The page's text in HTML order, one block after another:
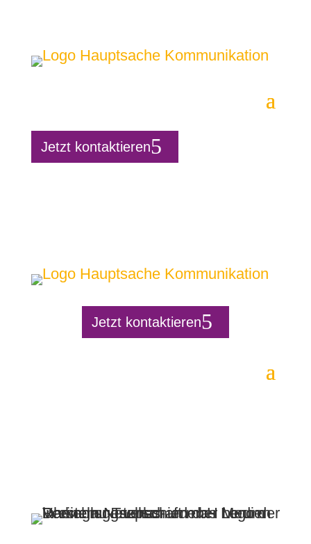
Jetzt kontaktieren
Jetzt kontaktieren